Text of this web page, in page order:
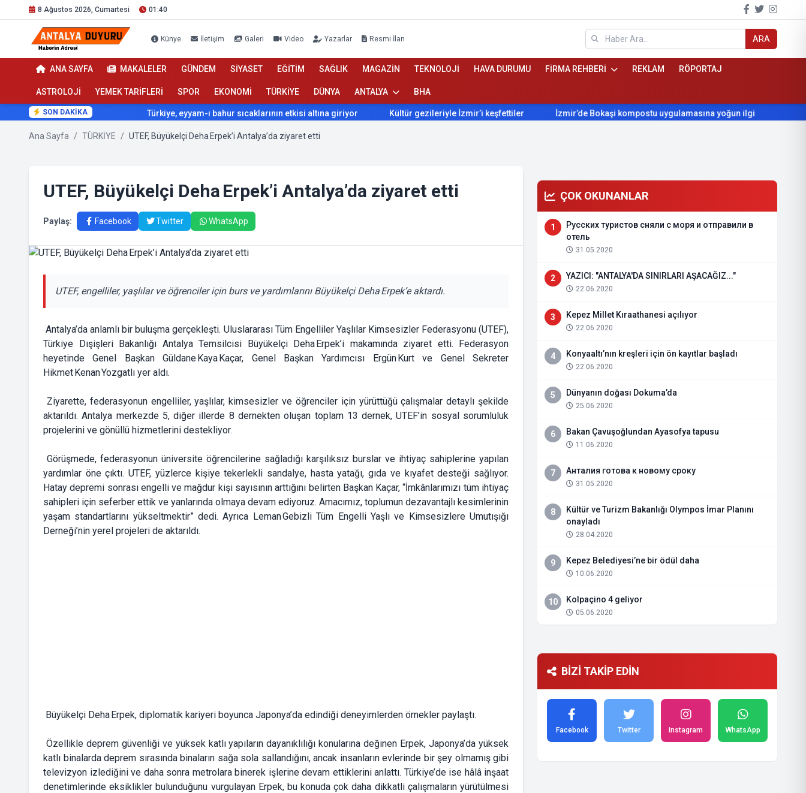
8 Ağustos 2026, Cumartesi 01:40
Künye İletişim Galeri Video Yazarlar Resmi İlan ARA
ANA SAYFA MAKALELER GÜNDEM SİYASET EĞİTİM SAĞLIK MAGAZİN TEKNOLOJİ HAVA DURUMU FİRMA REHBERİ REKLAM RÖPORTAJ
ASTROLOJİ YEMEK TARİFLERİ SPOR EKONOMİ TÜRKİYE DÜNYA ANTALYA BHA
SON DAKİKA Türkiye, eyyam-ı bahur sıcaklarının etkisi altına giriyor Kültür gezileriyle İzmir’i keşfettiler İzmir’de Bokaşi kompostu uygulamasına yoğun ilgi
Ana Sayfa / TÜRKİYE / UTEF, Büyükelçi Deha Erpek’i Antalya’da ziyaret etti
UTEF, Büyükelçi Deha Erpek’i Antalya’da ziyaret etti
Paylaş: Facebook Twitter WhatsApp
UTEF, engelliler, yaşlılar ve öğrenciler için burs ve yardımlarını Büyükelçi Deha Erpek’e aktardı.
Antalya’da anlamlı bir buluşma gerçekleşti. Uluslararası Tüm Engelliler Yaşlılar Kimsesizler Federasyonu (UTEF),
Türkiye Dışişleri Bakanlığı Antalya Temsilcisi Büyükelçi Deha Erpek’i makamında ziyaret etti. Federasyon
heyetinde Genel Başkan Güldane Kaya Kaçar, Genel Başkan Yardımcısı Ergün Kurt ve Genel Sekreter
Hikmet Kenan Yozgatlı yer aldı.
Ziyarette, federasyonun engelliler, yaşlılar, kimsesizler ve öğrenciler için yürüttüğü çalışmalar detaylı şekilde
aktarıldı. Antalya merkezde 5, diğer illerde 8 dernekten oluşan toplam 13 dernek, UTEF’in sosyal sorumluluk
projelerini ve gönüllü hizmetlerini destekliyor.
Görüşmede, federasyonun üniversite öğrencilerine sağladığı karşılıksız burslar ve ihtiyaç sahiplerine yapılan
yardımlar öne çıktı. UTEF, yüzlerce kişiye tekerlekli sandalye, hasta yatağı, gıda ve kıyafet desteği sağlıyor.
Hatay depremi sonrası engelli ve mağdur kişi sayısının arttığını belirten Başkan Kaçar, “İmkânlarımızı tüm ihtiyaç
sahipleri için seferber ettik ve yanlarında olmaya devam ediyoruz. Amacımız, toplumun dezavantajlı kesimlerinin
yaşam standartlarını yükseltmektir” dedi. Ayrıca Leman Gebizli Tüm Engelli Yaşlı ve Kimsesizlere Umutışığı
Derneği’nin yerel projeleri de aktarıldı.
Büyükelçi Deha Erpek, diplomatik kariyeri boyunca Japonya’da edindiği deneyimlerden örnekler paylaştı.
Özellikle deprem güvenliği ve yüksek katlı yapıların dayanıklılığı konularına değinen Erpek, Japonya’da yüksek
katlı binalarda deprem sırasında binaların sağa sola sallandığını, ancak insanların evlerinde bir şey olmamış gibi
televizyon izlediğini ve daha sonra metrolara binerek işlerine devam ettiklerini anlattı. Türkiye’de ise hâlâ inşaat
denetimlerinde eksiklikler bulunduğunu vurgulayan Erpek, bu konuda çok daha dikkatli çalışmaların yürütülmesi
ÇOK OKUNANLAR
1
Русских туристов сняли с моря и отправили в
отель
31.05.2020
2 YAZICI: "ANTALYA'DA SINIRLARI AŞACAĞIZ..."
22.06.2020
3 Kepez Millet Kıraathanesi açılıyor
22.06.2020
4 Konyaaltı’nın kreşleri için ön kayıtlar başladı
22.06.2020
5 Dünyanın doğası Dokuma’da
25.06.2020
6 Bakan Çavuşoğlundan Ayasofya tapusu
11.06.2020
7 Анталия готова к новому сроку
31.05.2020
8
Kültür ve Turizm Bakanlığı Olympos İmar Planını
onayladı
28.04.2020
9 Kepez Belediyesi’ne bir ödül daha
10.06.2020
10 Kolpaçino 4 geliyor
05.06.2020
BİZİ TAKİP EDİN
Facebook Twitter Instagram WhatsApp